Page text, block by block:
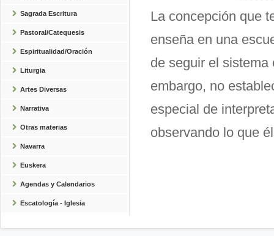
Sagrada Escritura
Pastoral/Catequesis
Espiritualidad/Oración
Liturgia
Artes Diversas
Narrativa
Otras materias
Navarra
Euskera
Agendas y Calendarios
Escatología - Iglesia
La concepción que
enseña en una
de seguir el
embargo, no
especial de
observando lo que